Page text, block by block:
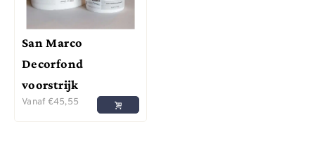
San Marco
Decorfond
voorstrijk
Vanaf €45,55